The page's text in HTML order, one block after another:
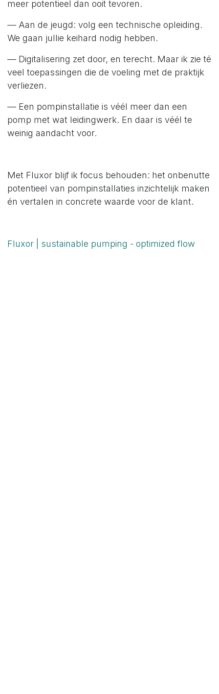
meer potentieel dan ooit tevoren.
— Aan de jeugd: volg een technische opleiding.
We gaan jullie keihard nodig hebben.
— Digitalisering zet door, en terecht. Maar ik zie té
veel toepassingen die de voeling met de praktijk
verliezen.
— Een pompinstallatie is véél meer dan een
pomp met wat leidingwerk. En daar is véél te
weinig aandacht voor.
Met Fluxor blijf ik focus behouden: het onbenutte
potentieel van pompinstallaties inzichtelijk maken
én vertalen in concrete waarde voor de klant.
Fluxor | sustainable pumping - optimized flow